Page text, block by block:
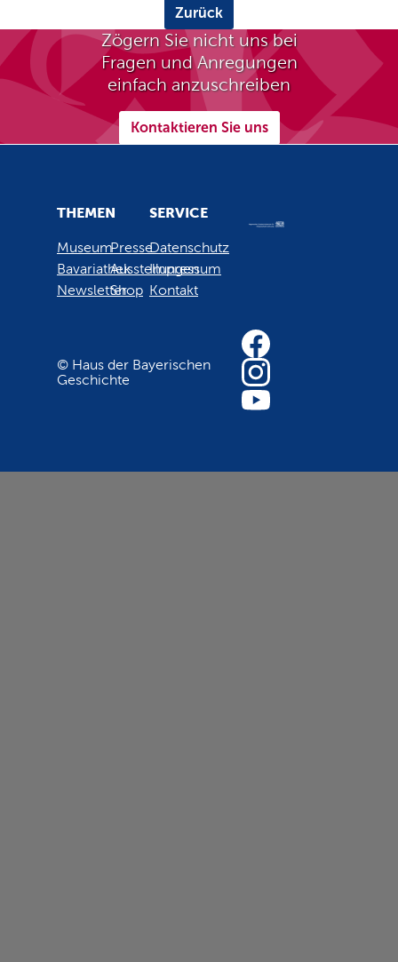
Zurück
Zögern Sie nicht uns bei
Fragen und Anregungen
einfach anzuschreiben
Kontaktieren Sie uns
THEMEN
Museum
Bavariathek
Newsletter
Presse
Ausstellungen
Shop
SERVICE
Datenschutz
Impressum
Kontakt
© Haus der Bayerischen
Geschichte